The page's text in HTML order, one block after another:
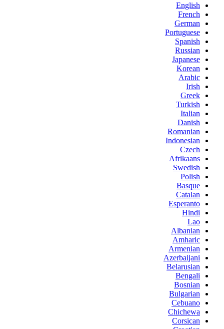
English
French
German
Portuguese
Spanish
Russian
Japanese
Korean
Arabic
Irish
Greek
Turkish
Italian
Danish
Romanian
Indonesian
Czech
Afrikaans
Swedish
Polish
Basque
Catalan
Esperanto
Hindi
Lao
Albanian
Amharic
Armenian
Azerbaijani
Belarusian
Bengali
Bosnian
Bulgarian
Cebuano
Chichewa
Corsican